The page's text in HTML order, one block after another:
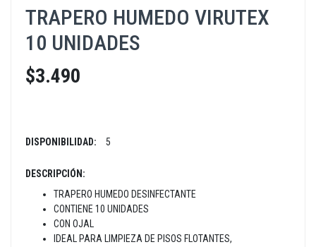
TRAPERO HUMEDO VIRUTEX
10 UNIDADES
$3.490
DISPONIBILIDAD: 5
DESCRIPCIÓN:
TRAPERO HUMEDO DESINFECTANTE
CONTIENE 10 UNIDADES
CON OJAL
IDEAL PARA LIMPIEZA DE PISOS FLOTANTES,